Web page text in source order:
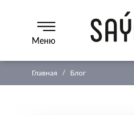
Меню
Главная Блог